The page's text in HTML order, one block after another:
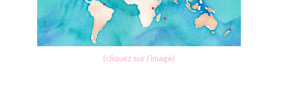
(cliquez sur l'image)